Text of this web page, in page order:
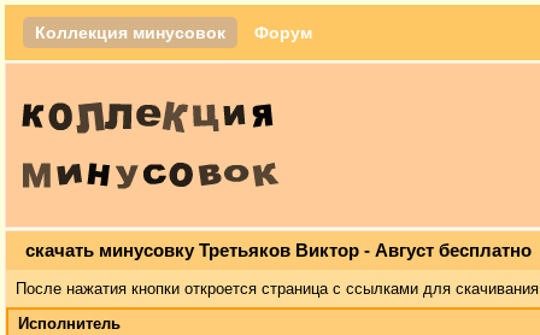
Коллекция минусовок Форум
скачать минусовку Третьяков Виктор - Август бесплатно
После нажатия кнопки откроется страница с ссылками для
Исполнитель